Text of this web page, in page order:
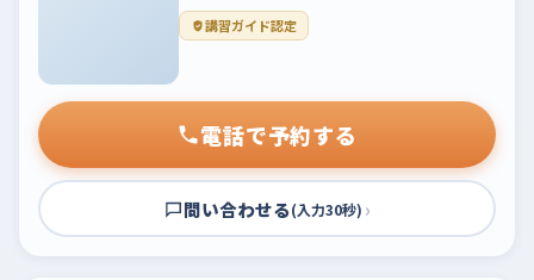
講習ガイド認定
電話で予約する
問い合わせる(入力30秒) ›